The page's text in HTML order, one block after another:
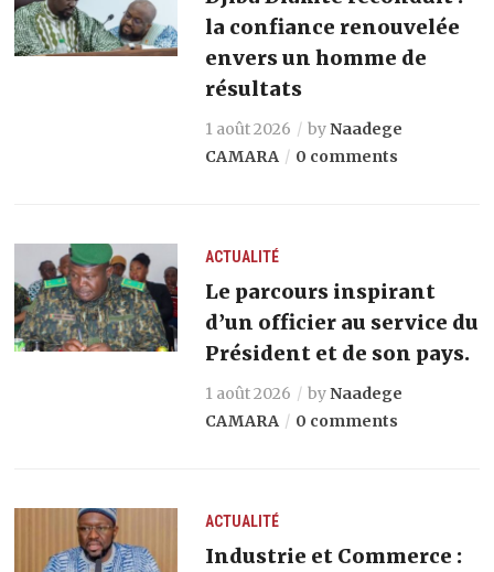
la confiance renouvelée
envers un homme de
résultats
1 août 2026 byNaadege
CAMARA
0 comments
ACTUALITÉ
Le parcours inspirant
d’un officier au service du
Président et de son pays.
1 août 2026 byNaadege
CAMARA
0 comments
ACTUALITÉ
Industrie et Commerce :